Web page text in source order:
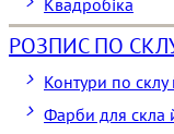
РОЗПИС ПО
Контури по склу
Фарби для скла